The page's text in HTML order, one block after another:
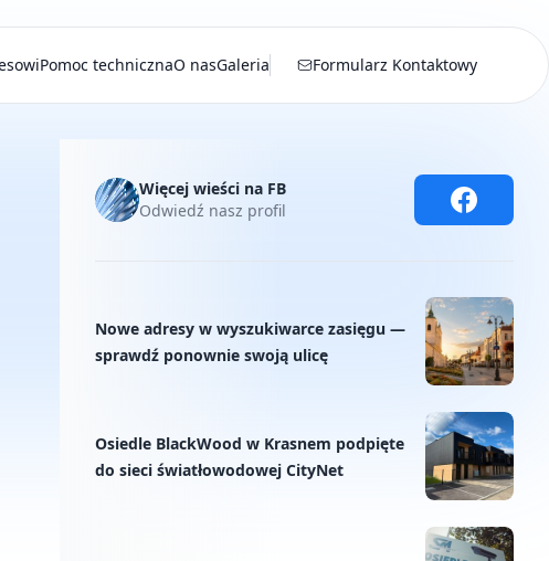
Pomoc technicznaO nasGaleria Formularz Kontaktowy
Więcej wieści na FB
Odwiedź nasz profil
Nowe adresy w wyszukiwarce zasięgu —
sprawdź ponownie swoją ulicę
Osiedle BlackWood w Krasnem podpięte
do sieci światłowodowej CityNet